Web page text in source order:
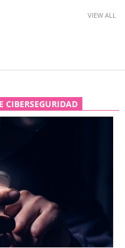
VIEW ALL
CIBERSEGURIDAD